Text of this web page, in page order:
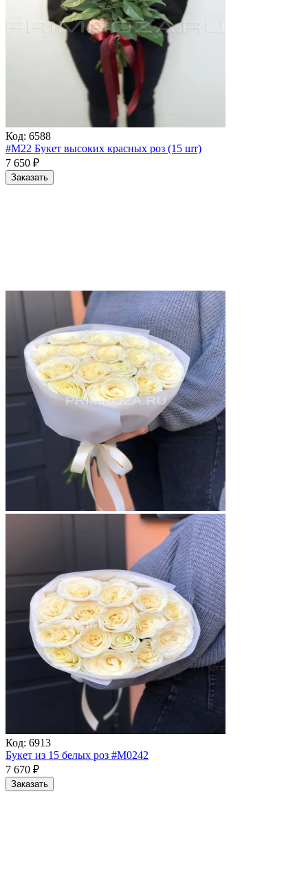
Код: 6588
#M22 Букет высоких красных роз (15 шт)
7 650 ₽
Заказать
Код: 6913
Букет из 15 белых роз #M0242
7 670 ₽
Заказать